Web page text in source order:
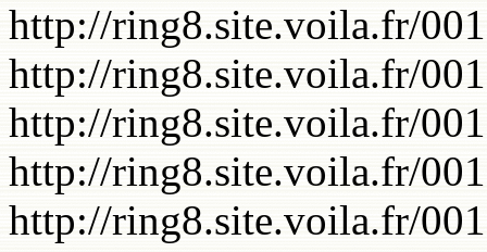
http://ring8.site.voila.fr/
http://ring8.site.voila.fr/
http://ring8.site.voila.fr/
http://ring8.site.voila.fr/
http://ring8.site.voila.fr/